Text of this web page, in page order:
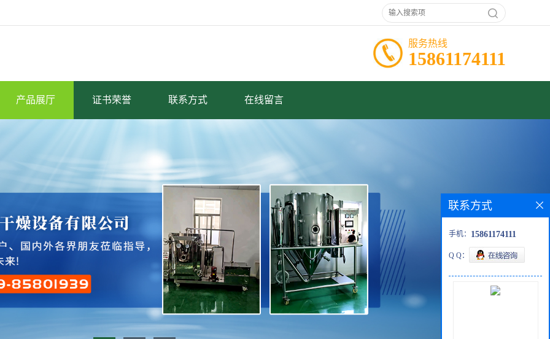
服务热线
15861174111
产品展厅 证书荣誉 联系方式 在线留言
联系方式
手机： 15861174111
Q Q：